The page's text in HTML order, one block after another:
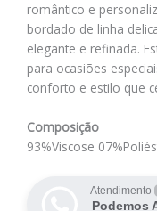
romântico e
bordado de linha
elegante e refinada.
para ocasiões
conforto e estilo que
Composição
93%Viscose
Atendimento
Podemos